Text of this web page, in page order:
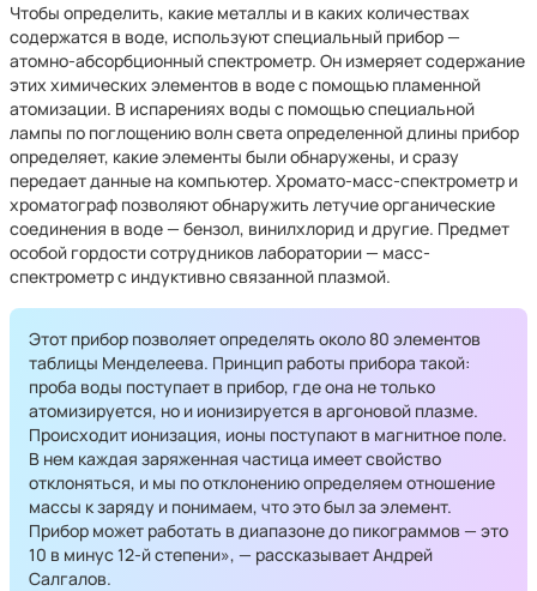
Чтобы определить, какие металлы и в каких количествах
содержатся в воде, используют специальный прибор —
атомно-абсорбционный спектрометр. Он измеряет содержание
этих химических элементов в воде с помощью пламенной
атомизации. В испарениях воды с помощью специальной
лампы по поглощению волн света определенной длины прибор
определяет, какие элементы были обнаружены, и сразу
передает данные на компьютер. Хромато-масс-спектрометр и
хроматограф позволяют обнаружить летучие органические
соединения в воде — бензол, винилхлорид и другие. Предмет
особой гордости сотрудников лаборатории — масс-
спектрометр с индуктивно связанной плазмой.
Этот прибор позволяет определять около 80 элементов
таблицы Менделеева. Принцип работы прибора такой:
проба воды поступает в прибор, где она не только
атомизируется, но и ионизируется в аргоновой плазме.
Происходит ионизация, ионы поступают в магнитное поле.
В нем каждая заряженная частица имеет свойство
отклоняться, и мы по отклонению определяем отношение
массы к заряду и понимаем, что это был за элемент.
Прибор может работать в диапазоне до пикограммов — это
10 в минус 12-й степени», — рассказывает Андрей
Салгалов.